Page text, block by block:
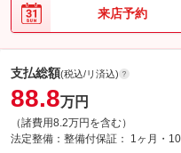
来店予約
支払総額(税込/リ済込)
88.8万円
（諸費用8.2万円を含む）
法定整備： 整備付保証： 1ヶ月・